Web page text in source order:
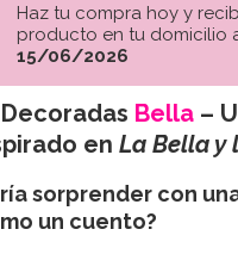
Haz tu compra hoy y
producto en tu domicilio
15/06/2026
Bella –
en La Bella y
sorprender con
un cuento?